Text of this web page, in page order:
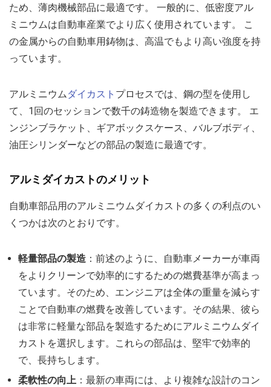
ため、薄肉機械部品に最適です。 一般的に、低密度アル
ミニウムは自動車産業でより広く使用されています。 こ
の金属からの自動車用鋳物は、高温でもより高い強度を持
っています。
アルミニウムダイカスト プロセスでは、鋼の型を使用し
て、1回のセッションで数千の鋳造物を製造できます。 エ
ンジンブラケット、ギアボックスケース、バルブボディ、
油圧シリンダーなどの部品の製造に最適です。
アルミダイカストのメリット
自動車部品用のアルミニウムダイカストの多くの利点のい
くつかは次のとおりです。
軽量部品の製造 ：前述のように、自動車メーカーが車両
をよりクリーンで効率的にするための燃費基準が高まっ
ています。そのため、エンジニアは全体の重量を減らす
ことで自動車の燃費を改善しています。その結果、彼ら
は非常に軽量な部品を製造するためにアルミニウムダイ
カストを選択します。これらの部品は、堅牢で効率的
で、長持ちします。
柔軟性の向上 ：最新の車両には、より複雑な設計のコン